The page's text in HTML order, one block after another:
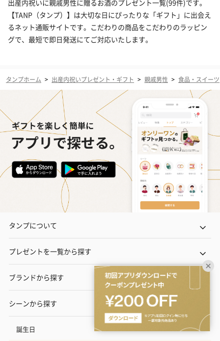
出産内祝いに親戚男性に贈るお酒のプレゼント一覧(99件)です。
【TANP（タンプ）】は大切な日にぴったりな「ギフト」に出会え
るネット通販サイトです。こだわりの商品をこだわりのラッピン
グで、最短で即日発送にてご対応いたします。
タンプホーム > 出産内祝いプレゼント・ギフト > 親戚男性 > 食品・スイーツ
タンプについて
プレゼントを一覧から探す
ブランドから探す
シーンから探す
誕生日